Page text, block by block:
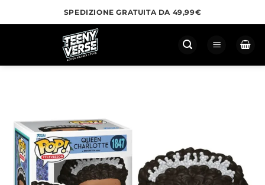
ai
SPEDIZIONE GRATUITA DA 49,99€